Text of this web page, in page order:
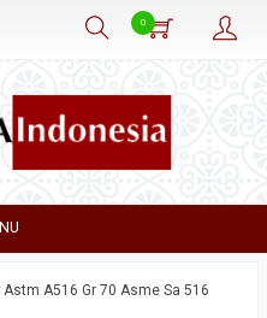
0
A516 Gr 70 Asme Sa 516